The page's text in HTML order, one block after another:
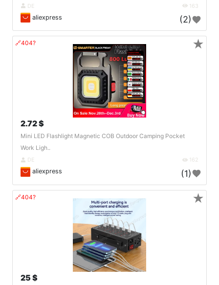
DE 163
aliexpress (2)
🔗404?
2.72 $
Mini LED Flashlight Magnetic COB Outdoor Camping Pocket
Work Ligh..
DE 162
aliexpress (1)
★
🔗404?
25 $
★